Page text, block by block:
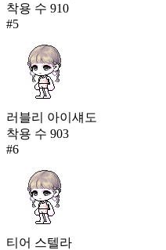
착용 수 910
#5
러블리 아이섀도
착용 수 903
#6
티어 스텔라